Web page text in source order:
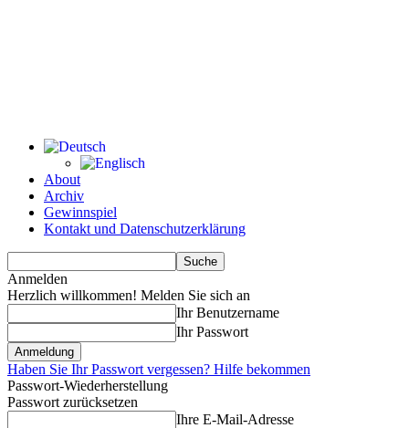
About
Archiv
Gewinnspiel
Kontakt und Datenschutzerklärung
Anmelden
Herzlich willkommen! Melden Sie sich an
Ihr Benutzername
Ihr Passwort
Haben Sie Ihr Passwort vergessen? Hilfe bekommen
Passwort-Wiederherstellung
Passwort zurücksetzen
Ihre E-Mail-Adresse